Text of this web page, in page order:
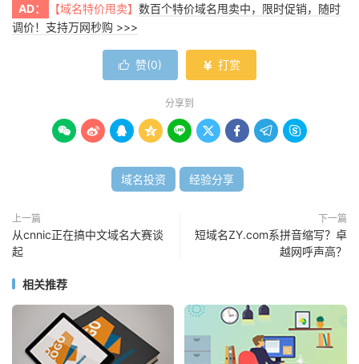
AD： 【域名特价甩卖】 数百个特价域名甩卖中，限时促销，随时
调价！支持万网秒购 >>>
 赞(0)  打赏
分享到
        
域名投资 经验分享
上一篇
从cnnic正在搞中文域名大赛谈
起
下一篇
短域名ZY.com系拼音缩写？卓
越网呼声高？
相关推荐